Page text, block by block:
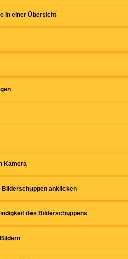
in einer Übersicht
Kamera
Bilderschuppen anklicken
des Bilderschuppens